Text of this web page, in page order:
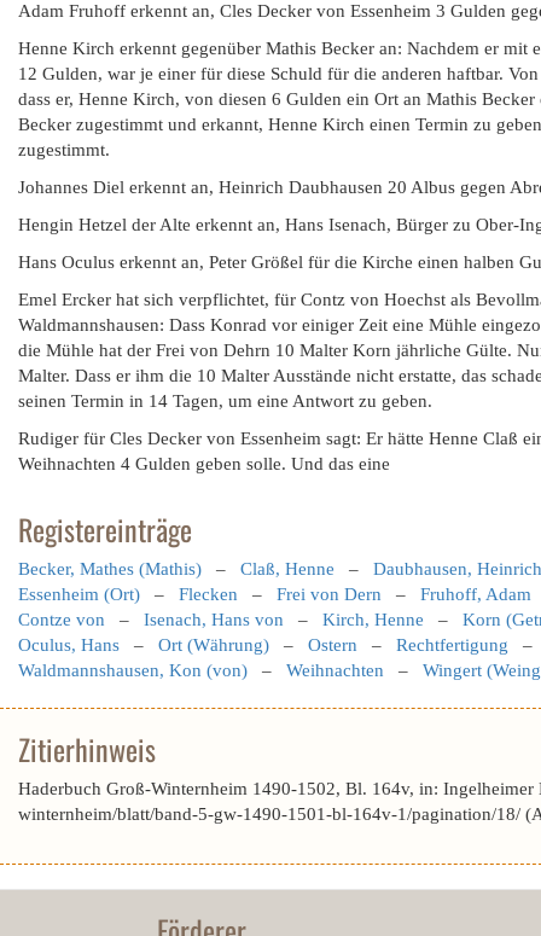
Adam Fruhoff erkennt an, Cles Decker von Essenheim 3 Gulden
Henne Kirch erkennt gegenüber Mathis Becker an: Nachdem er
12 Gulden, war je einer für diese Schuld für die anderen haftbar.
dass er, Henne Kirch, von diesen 6 Gulden ein Ort an Mathis
Becker zugestimmt und erkannt, Henne Kirch einen Termin zu
zugestimmt.
Johannes Diel erkennt an, Heinrich Daubhausen 20 Albus gegen
Hengin Hetzel der Alte erkennt an, Hans Isenach, Bürger zu Ober-
Hans Oculus erkennt an, Peter Größel für die Kirche einen halben
Emel Ercker hat sich verpflichtet, für Contz von Hoechst als
Waldmannshausen: Dass Konrad vor einiger Zeit eine Mühle
die Mühle hat der Frei von Dehrn 10 Malter Korn jährliche Gülte.
Malter. Dass er ihm die 10 Malter Ausstände nicht erstatte, das
seinen Termin in 14 Tagen, um eine Antwort zu geben.
Rudiger für Cles Decker von Essenheim sagt: Er hätte Henne Claß
Weihnachten 4 Gulden geben solle. Und das eine
Registereinträge
Becker, Mathes (Mathis) – Claß, Henne – Daubhausen,
Essenheim (Ort) – Flecken – Frei von Dern – Fruhoff, Adam
Contze von – Isenach, Hans von – Kirch, Henne – Korn
Oculus, Hans – Ort (Währung) – Ostern – Rechtfertigung
Waldmannshausen, Kon (von) – Weihnachten – Wingert
Zitierhinweis
Haderbuch Groß-Winternheim 1490-1502, Bl. 164v, in:
winternheim/blatt/band-5-gw-1490-1501-bl-164v-1/pagination/18/